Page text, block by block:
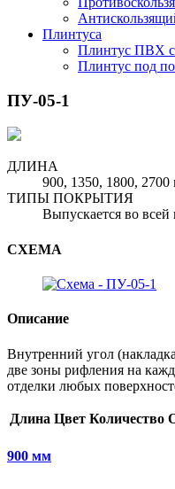
Плинтуса
Плинтус ПВХ с
Плинтус под
ПУ-05-1
ДЛИНА
900, 1350, 1800,
ТИПЫ ПОКРЫТИЯ
Выпускается во всей
СХЕМА
Описание
Внутренний угол
две зоны рифления на
отделки любых
Длина Цвет Количество
900 мм